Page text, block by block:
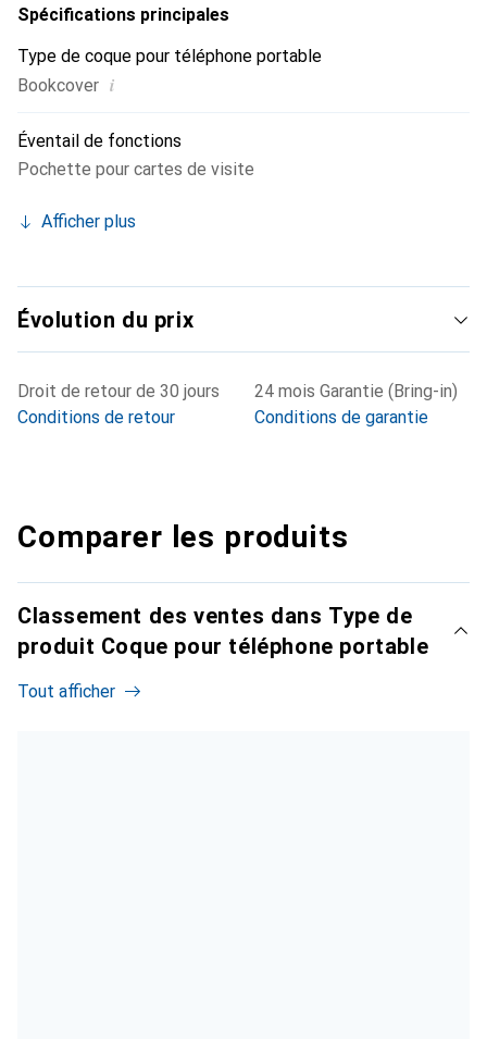
Spécifications principales
Type de coque pour téléphone portable
Bookcover i
Éventail de fonctions
Pochette pour cartes de visite
Afficher plus
Évolution du prix
Droit de retour de 30 jours
Conditions de retour
24 mois Garantie (Bring-in)
Conditions de garantie
Comparer les produits
Classement des ventes dans Type de
produit Coque pour téléphone portable
Tout afficher